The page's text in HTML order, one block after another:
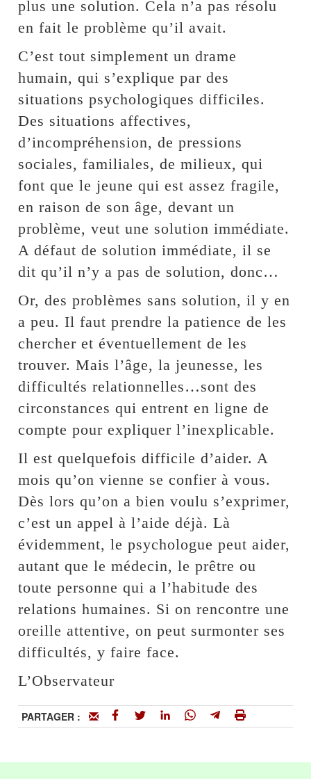
plus une solution. Cela n’a pas résolu
en fait le problème qu’il avait.
C’est tout simplement un drame
humain, qui s’explique par des
situations psychologiques difficiles.
Des situations affectives,
d’incompréhension, de pressions
sociales, familiales, de milieux, qui
font que le jeune qui est assez fragile,
en raison de son âge, devant un
problème, veut une solution immédiate.
A défaut de solution immédiate, il se
dit qu’il n’y a pas de solution, donc…
Or, des problèmes sans solution, il y en
a peu. Il faut prendre la patience de les
chercher et éventuellement de les
trouver. Mais l’âge, la jeunesse, les
difficultés relationnelles…sont des
circonstances qui entrent en ligne de
compte pour expliquer l’inexplicable.
Il est quelquefois difficile d’aider. A
mois qu’on vienne se confier à vous.
Dès lors qu’on a bien voulu s’exprimer,
c’est un appel à l’aide déjà. Là
évidemment, le psychologue peut aider,
autant que le médecin, le prêtre ou
toute personne qui a l’habitude des
relations humaines. Si on rencontre une
oreille attentive, on peut surmonter ses
difficultés, y faire face.
L’Observateur
PARTAGER :